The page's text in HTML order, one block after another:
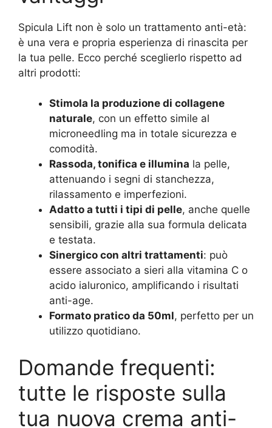
Spicula Lift non è solo un trattamento anti-età:
è una vera e propria esperienza di rinascita per
la tua pelle. Ecco perché sceglierlo rispetto ad
altri prodotti:
Stimola la produzione di collagene
naturale, con un effetto simile al
microneedling ma in totale sicurezza e
comodità.
Rassoda, tonifica e illumina la pelle,
attenuando i segni di stanchezza,
rilassamento e imperfezioni.
Adatto a tutti i tipi di pelle, anche quelle
sensibili, grazie alla sua formula delicata
e testata.
Sinergico con altri trattamenti: può
essere associato a sieri alla vitamina C o
acido ialuronico, amplificando i risultati
anti-age.
Formato pratico da 50ml, perfetto per un
utilizzo quotidiano.
Domande frequenti:
tutte le risposte sulla
tua nuova crema anti-